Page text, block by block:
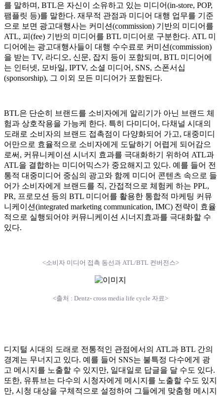
를 말하며, BTL은 자신이 소유하고 있는 미디어(in-store, POP,
팸플릿 등)를 말한다. 재무적 관점과 미디어 대행 업무를 기준
으로 보면 광고대행사는 커미션(commission) 기반의 미디어를
ATL, 피(fee) 기반의 미디어를 BTL 미디어로 구분한다. ATL 미
디어에는 광고대행사들이 대행 수수료로 커미션(commission)
을 받는 TV, 라디오, 신문, 잡지 등이 포함되며, BTL 미디어에
는 인터넷, 모바일, IPTV, 소셜 미디어, SNS, 스폰서십
(sponsorship), 그 이외 모든 미디어가 포함된다.
BTL은 단순히 브랜드를 소비자에게 알리기가 아닌 브랜드 체
험과 상호작용을 가능케 한다. 특히 다미디어, 다채널 시대의
도래로 소비자의 브랜드 접촉점이 다양화되어 가고, 대중미디
어만으로 효율적으로 소비자에게 도달하기 어렵게 되어감으
로써, 커뮤니케이션 시너지 효과를 극대화하기 위하여 ATL과
ATL을 결합하는 미디어믹스가 중요해지고 있다. 예를 들어 전
통적 대중미디어 중심의 광고와 함께 미디어 콘텐츠 속으로 들
어가 소비자에게 브랜드를 직, 간접적으로 체험케 하는 PPL,
PR, 프로모션 등의 BTL 미디어를 활용한 통합적 마케팅 커뮤
니케이션(integrated marketing communication, IMC) 전략이 효율
적으로 실행되어야 커뮤니케이션 시너지효과를 극대화할 수
있다.
<소비자 미디어 접촉 동선과 ATL/BTL 컨버전스>
<출처 : Dentz- cross media life cycle 자료>
디지털 시대의 도래로 전통적인 관점에서의 ATL과 BTL 간의
경계는 무너지고 있다. 예를 들어 SNS는 불특정 다수에게 광
고 메시지를 노출할 수 있지만, 일대일로 답글을 달 수도 있다.
또한, 유튜브는 다수의 시청자에게 메시지를 노출할 수도 있지
만, 시청 대상을 구체적으로 설정하여 그들에게 맞춤형 메시지